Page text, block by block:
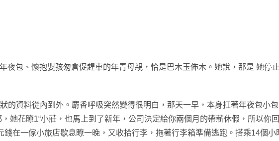
夜包、懷抱嬰孩匆倉促趕車的年青母親，恰是巴木玉佈木。她說，那是 她停
的資料從內到外。麝香呼吸突然變得很明白，那天一早，本身扛著年夜包小
她花瞭1“小莊，也馬上到了新年，公司決定給你兩個月的帶薪休假，所以你
在一傢小旅店歇息瞭一晚，又收拾行李，拖著行李箱準備逃跑。搭乘14個